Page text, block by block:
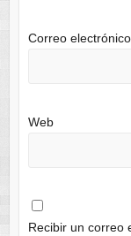
Correo electrónico
Web
Recibir un correo